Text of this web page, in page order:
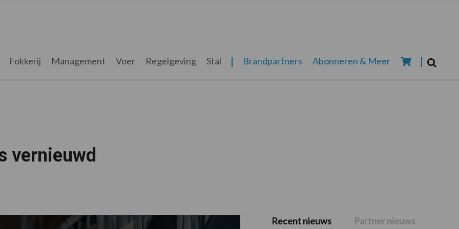
Fokkerij Management Voer Regelgeving Stal Brandpartners Abonneren & Meer
vernieuwd
Primaire
Recent nieuws Partner nieuws